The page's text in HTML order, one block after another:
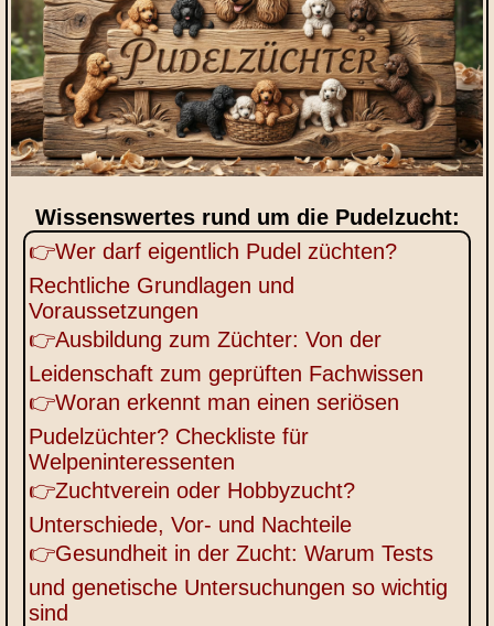
Wissenswertes rund um die Pudelzucht:
👉Wer darf eigentlich Pudel züchten?
Rechtliche Grundlagen und
Voraussetzungen
👉Ausbildung zum Züchter: Von der
Leidenschaft zum geprüften Fachwissen
👉Woran erkennt man einen seriösen
Pudelzüchter? Checkliste für
Welpeninteressenten
👉Zuchtverein oder Hobbyzucht?
Unterschiede, Vor- und Nachteile
👉Gesundheit in der Zucht: Warum Tests
und genetische Untersuchungen so wichtig
sind